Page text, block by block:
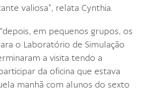
valiosa”, relata Cynthia.
em pequenos grupos, os
o Laboratório de Simulação
a visita tendo a
da oficina que estava
manhã com alunos do sexto